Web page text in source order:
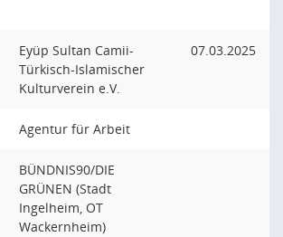
Eyüp Sultan Camii-
Türkisch-Islamischer
Kulturverein e.V.
07.03.2025
Agentur für Arbeit
BÜNDNIS90/DIE
GRÜNEN (Stadt
Ingelheim, OT
Wackernheim)